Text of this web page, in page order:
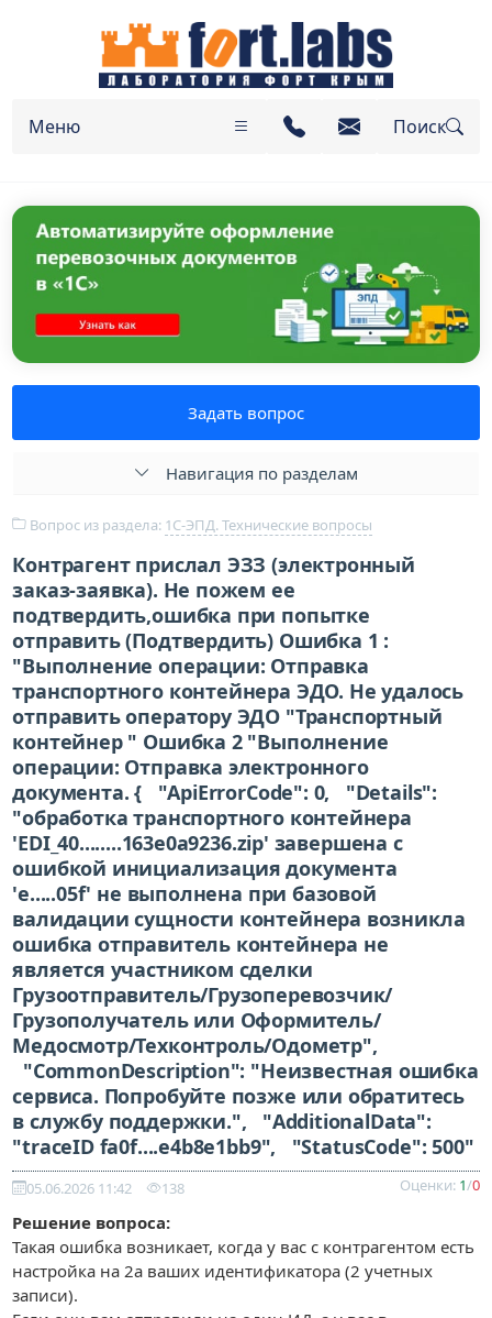
Меню Поиск
Задать вопрос
Навигация по разделам
Вопрос из раздела: 1С-ЭПД. Технические вопросы
Контрагент прислал ЭЗЗ (электронный
заказ-заявка). Не пожем ее
подтвердить,ошибка при попытке
отправить (Подтвердить) Ошибка 1 :
"Выполнение операции: Отправка
транспортного контейнера ЭДО. Не удалось
отправить оператору ЭДО "Транспортный
контейнер " Ошибка 2 "Выполнение
операции: Отправка электронного
документа. { "ApiErrorCode": 0, "Details":
"обработка транспортного контейнера
'EDI_40........163e0a9236.zip' завершена с
ошибкой инициализация документа
'e.....05f' не выполнена при базовой
валидации сущности контейнера возникла
ошибка отправитель контейнера не
является участником сделки
Грузоотправитель/Грузоперевозчик/
Грузополучатель или Оформитель/
Медосмотр/Техконтроль/Одометр",
"CommonDescription": "Неизвестная ошибка
сервиса. Попробуйте позже или обратитесь
в службу поддержки.", "AdditionalData":
"traceID fa0f....e4b8e1bb9", "StatusCode": 500"
05.06.2026 11:42 138 Оценки: 1/0
Решение вопроса:
Такая ошибка возникает, когда у вас с контрагентом есть
настройка на 2а ваших идентификатора (2 учетных
записи).